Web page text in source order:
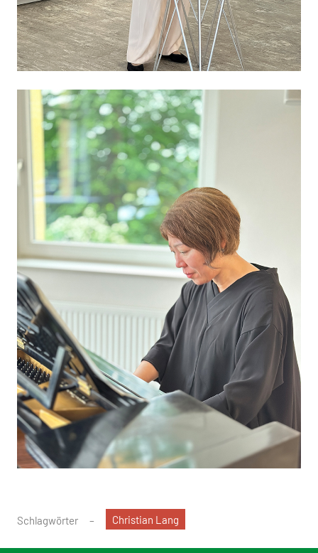
Schlagwörter Christian Lang